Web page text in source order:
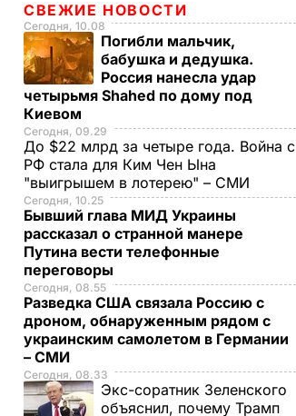
СВЕЖИЕ НОВОСТИ
Сегодня, 10.08
Погибли мальчик,
бабушка и дедушка.
Россия нанесла удар
четырьмя Shahed по дому под
Киевом
Сегодня, 09.29
До $22 млрд за четыре года. Война с
РФ стала для Ким Чен Ына
"выигрышем в лотерею" – СМИ
Сегодня, 10.25
Бывший глава МИД Украины
рассказал о странной манере
Путина вести телефонные
переговоры
Сегодня, 08.55
Разведка США связала Россию с
дроном, обнаруженным рядом с
украинским самолетом в Германии
– СМИ
Сегодня, 08.33
Экс-соратник Зеленского
объяснил, почему Трамп